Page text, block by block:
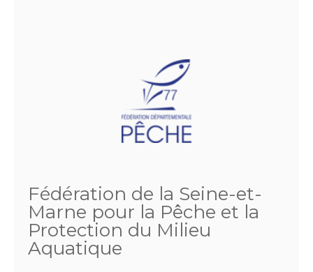
Fédération de la Seine-et-
Marne pour la Pêche et la
Protection du Milieu
Aquatique